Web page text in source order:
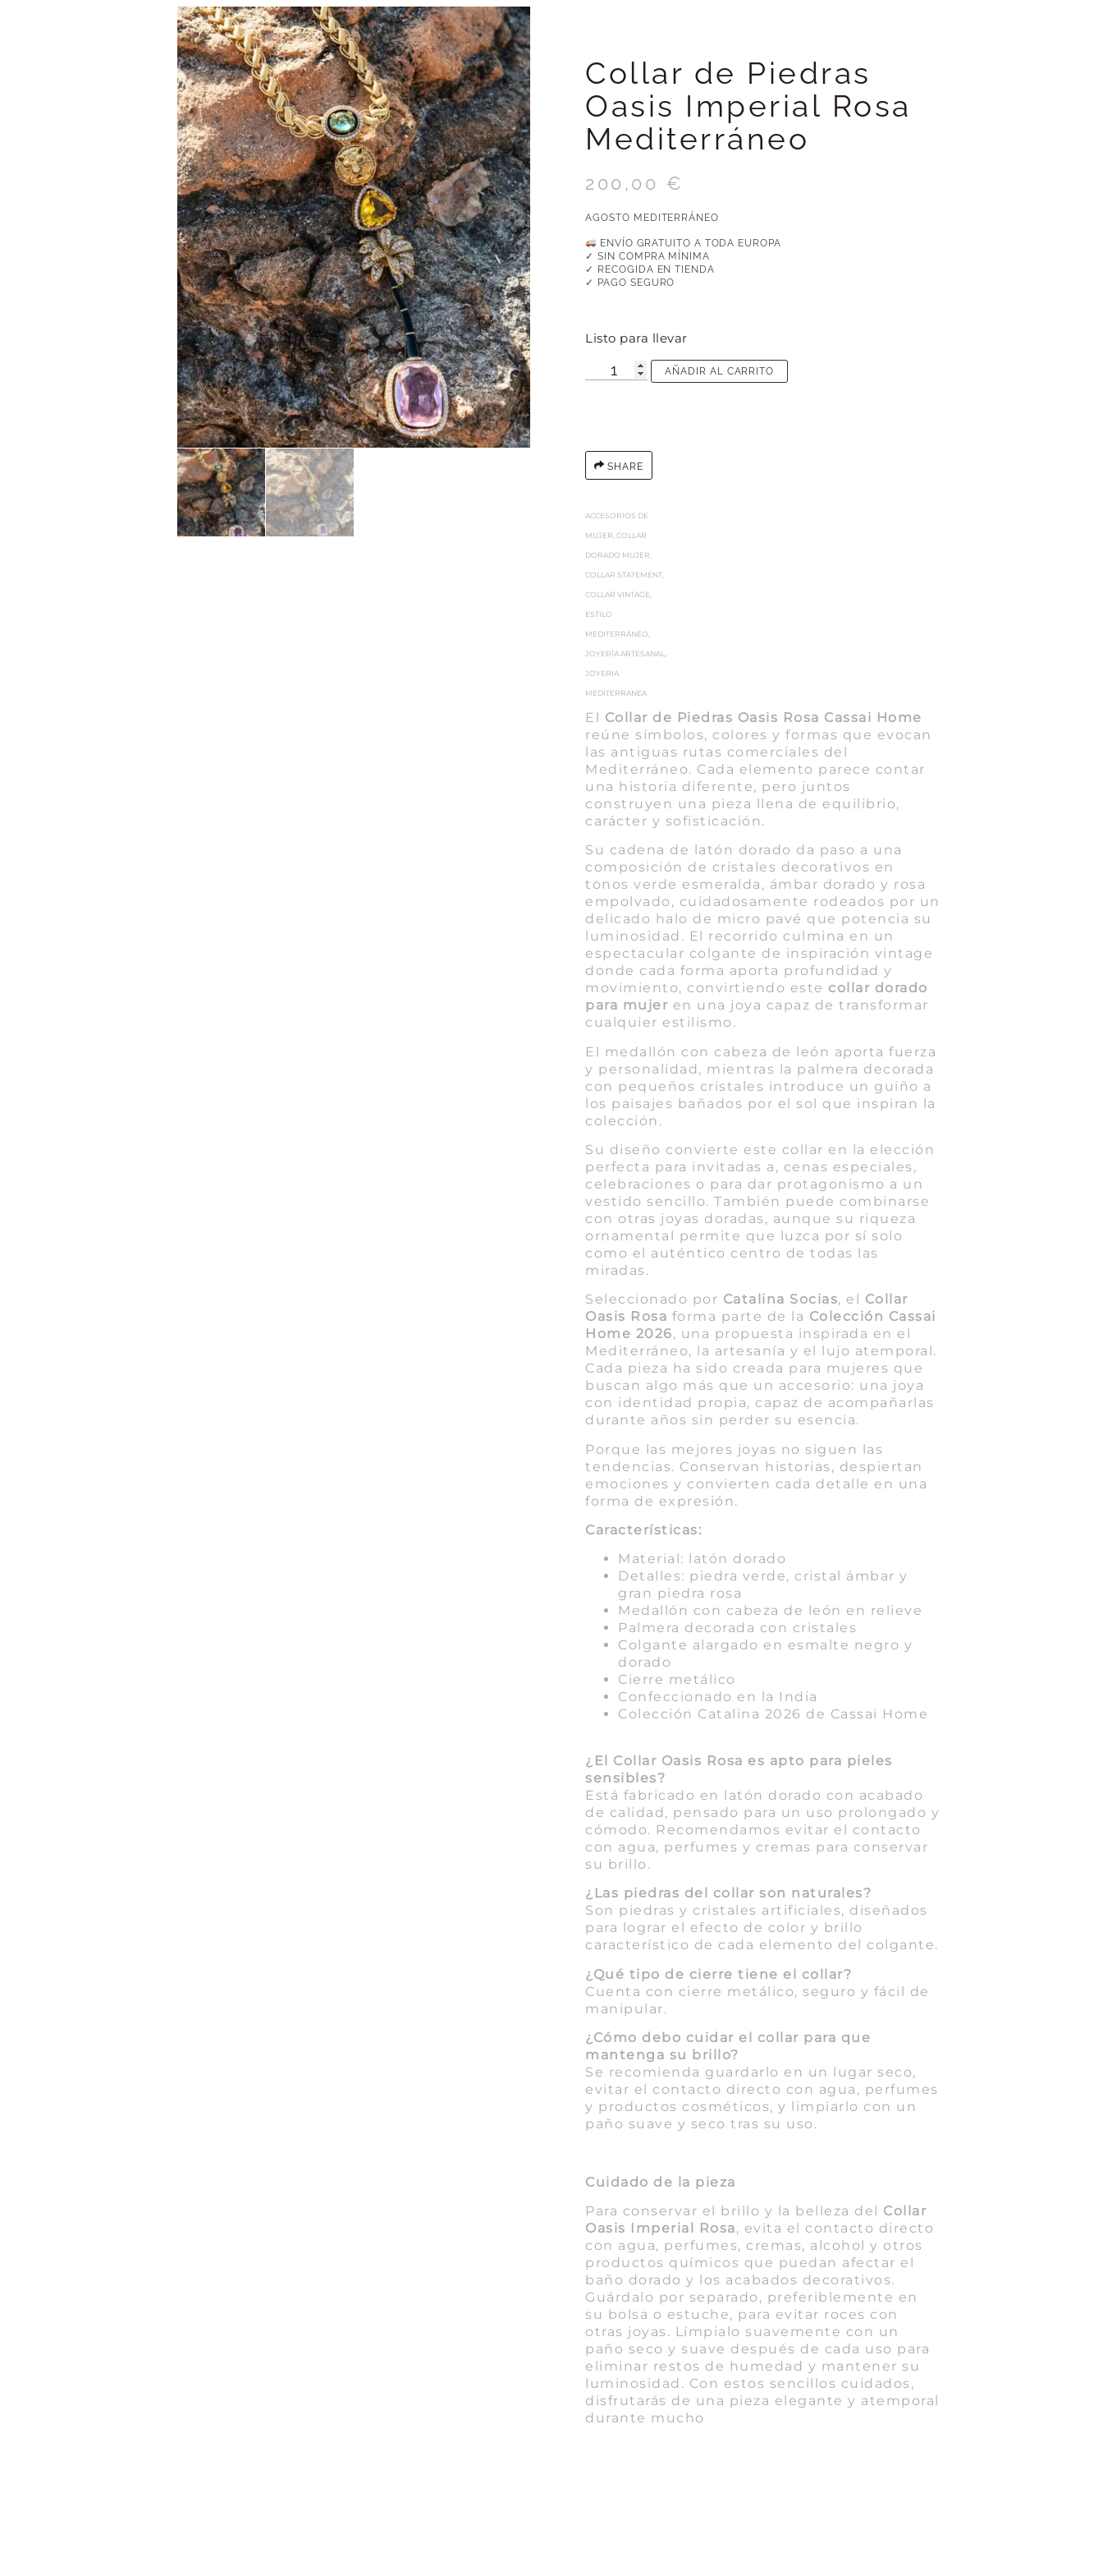
Collar de Piedras
Oasis Imperial Rosa
Mediterráneo
200,00 €
AGOSTO MEDITERRÁNEO
ENVÍO GRATUITO A TODA EUROPA
✓ SIN COMPRA MÍNIMA
✓ RECOGIDA EN TIENDA
✓ PAGO SEGURO
Listo para llevar
AÑADIR AL CARRITO
SHARE
ACCESORIOS DE
MUJER ,COLLAR
DORADO MUJER
COLLAR STATEMENT
COLLAR VINTAGE
ESTILO
MEDITERRÁNEO
JOYERÍA ARTESANAL
JOYERIA
MEDITERRANEA
El Collar de Piedras Oasis Rosa Cassai Home
reúne símbolos, colores y formas que evocan
las antiguas rutas comerciales del
Mediterráneo. Cada elemento parece contar
una historia diferente, pero juntos
construyen una pieza llena de equilibrio,
carácter y sofisticación.
Su cadena de latón dorado da paso a una
composición de cristales decorativos en
tonos verde esmeralda, ámbar dorado y rosa
empolvado, cuidadosamente rodeados por un
delicado halo de micro pavé que potencia su
luminosidad. El recorrido culmina en un
espectacular colgante de inspiración vintage
donde cada forma aporta profundidad y
movimiento, convirtiendo este collar dorado
para mujer en una joya capaz de transformar
cualquier estilismo.
El medallón con cabeza de león aporta fuerza
y personalidad, mientras la palmera decorada
con pequeños cristales introduce un guiño a
los paisajes bañados por el sol que inspiran la
colección.
Su diseño convierte este collar en la elección
perfecta para invitadas a, cenas especiales,
celebraciones o para dar protagonismo a un
vestido sencillo. También puede combinarse
con otras joyas doradas, aunque su riqueza
ornamental permite que luzca por sí solo
como el auténtico centro de todas las
miradas.
Seleccionado por Catalina Socias, el Collar
Oasis Rosa forma parte de la Colección Cassai
Home 2026, una propuesta inspirada en el
Mediterráneo, la artesanía y el lujo atemporal.
Cada pieza ha sido creada para mujeres que
buscan algo más que un accesorio: una joya
con identidad propia, capaz de acompañarlas
durante años sin perder su esencia.
Porque las mejores joyas no siguen las
tendencias. Conservan historias, despiertan
emociones y convierten cada detalle en una
forma de expresión.
Características:
Material: latón dorado
Detalles: piedra verde, cristal ámbar y
gran piedra rosa
Medallón con cabeza de león en relieve
Palmera decorada con cristales
Colgante alargado en esmalte negro y
dorado
Cierre metálico
Confeccionado en la India
Colección Catalina 2026 de Cassai Home
¿El Collar Oasis Rosa es apto para pieles
sensibles?
Está fabricado en latón dorado con acabado
de calidad, pensado para un uso prolongado y
cómodo. Recomendamos evitar el contacto
con agua, perfumes y cremas para conservar
su brillo.
¿Las piedras del collar son naturales?
Son piedras y cristales artificiales, diseñados
para lograr el efecto de color y brillo
característico de cada elemento del colgante.
¿Qué tipo de cierre tiene el collar?
Cuenta con cierre metálico, seguro y fácil de
manipular.
¿Cómo debo cuidar el collar para que
mantenga su brillo?
Se recomienda guardarlo en un lugar seco,
evitar el contacto directo con agua, perfumes
y productos cosméticos, y limpiarlo con un
paño suave y seco tras su uso.
Cuidado de la pieza
Para conservar el brillo y la belleza del Collar
Oasis Imperial Rosa, evita el contacto directo
con agua, perfumes, cremas, alcohol y otros
productos químicos que puedan afectar el
baño dorado y los acabados decorativos.
Guárdalo por separado, preferiblemente en
su bolsa o estuche, para evitar roces con
otras joyas. Límpialo suavemente con un
paño seco y suave después de cada uso para
eliminar restos de humedad y mantener su
luminosidad. Con estos sencillos cuidados,
disfrutarás de una pieza elegante y atemporal
durante mucho